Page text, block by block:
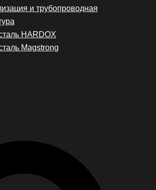
и трубопроводная
HARDOX
Magstrong